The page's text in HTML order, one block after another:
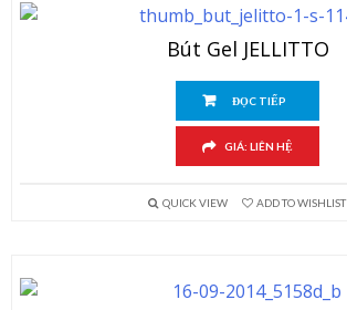
Bút Gel JELLITTO
ĐỌC TIẾP
GIÁ: LIÊN HỆ
QUICK VIEW ADD TO WISHLIST